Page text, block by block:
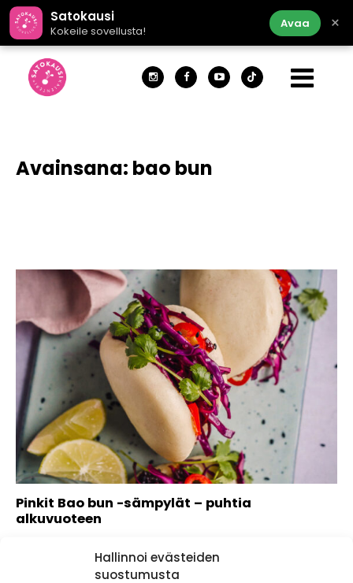
Hallinnoi evästeiden
suostumusta
Satokausi
Kokeile sovellusta!
Avaa ×
Avainsana: bao bun
Pinkit Bao bun -sämpylät – puhtia
alkuvuoteen
Bao bunit saavat täyteläisyyttä mehevästä
kidneypaputahnasta...